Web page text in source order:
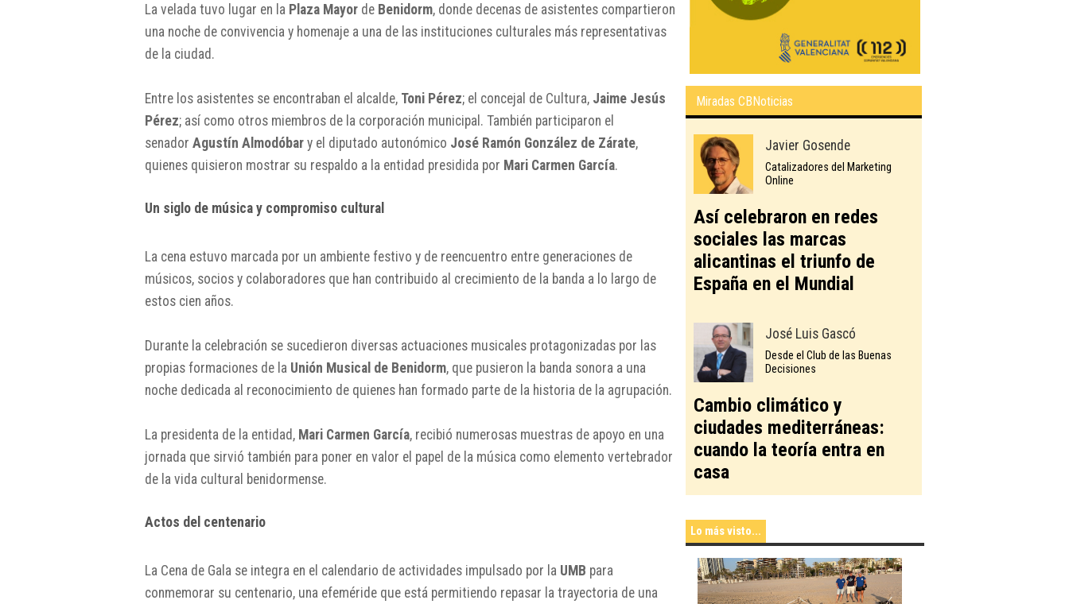
La velada tuvo lugar en la Plaza Mayor de Benidorm, donde decenas de asistentes compartieron
una noche de convivencia y homenaje a una de las instituciones culturales más representativas
de la ciudad.
Entre los asistentes se encontraban el alcalde, Toni Pérez; el concejal de Cultura, Jaime Jesús
Pérez; así como otros miembros de la corporación municipal. También participaron el
senador Agustín Almodóbar y el diputado autonómico José Ramón González de Zárate,
quienes quisieron mostrar su respaldo a la entidad presidida por Mari Carmen García.
Un siglo de música y compromiso cultural
La cena estuvo marcada por un ambiente festivo y de reencuentro entre generaciones de
músicos, socios y colaboradores que han contribuido al crecimiento de la banda a lo largo de
estos cien años.
Durante la celebración se sucedieron diversas actuaciones musicales protagonizadas por las
propias formaciones de la Unión Musical de Benidorm, que pusieron la banda sonora a una
noche dedicada al reconocimiento de quienes han formado parte de la historia de la agrupación.
La presidenta de la entidad, Mari Carmen García, recibió numerosas muestras de apoyo en una
jornada que sirvió también para poner en valor el papel de la música como elemento vertebrador
de la vida cultural benidormense.
Actos del centenario
La Cena de Gala se integra en el calendario de actividades impulsado por la UMB para
conmemorar su centenario, una efeméride que está permitiendo repasar la trayectoria de una
Miradas CBNoticias
Javier Gosende
Catalizadores del Marketing
Online
Así celebraron en redes
sociales las marcas
alicantinas el triunfo de
España en el Mundial
José Luis Gascó
Desde el Club de las Buenas
Decisiones
Cambio climático y
ciudades mediterráneas:
cuando la teoría entra en
casa
Lo más visto...